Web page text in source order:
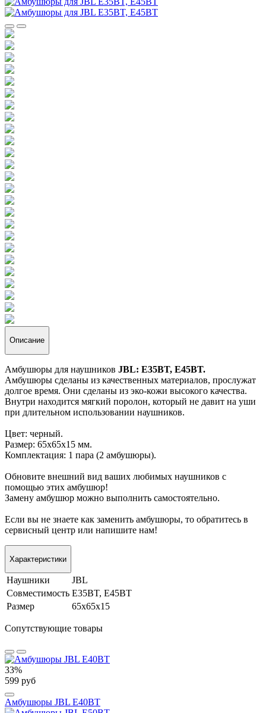
Описание
Амбушюры для наушников JBL: E35BT, E45BT.
Амбушюры сделаны из качественных материалов, прослужат
долгое время. Они сделаны из эко-кожи высокого качества.
Внутри находится мягкий поролон, который не давит на уши
при длительном использовании наушников.
Цвет: черный.
Размер: 65х65х15 мм.
Комплектация: 1 пара (2 амбушюры).
Обновите внешний вид ваших любимых наушников с
помощью этих амбушюр!
Замену амбушюр можно выполнить самостоятельно.
Если вы не знаете как заменить амбушюры, то обратитесь в
сервисный центр или напишите нам!
Характеристики
Наушники
JBL
Совместимость E35BT, E45BT
Размер
65х65х15
Сопутствующие товары
33%
599 руб
Амбушюры JBL E40BT